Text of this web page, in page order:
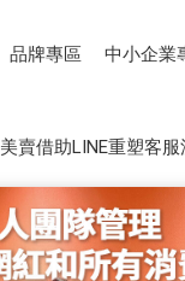
品牌專區 中小企業
美賣借助LINE重塑客